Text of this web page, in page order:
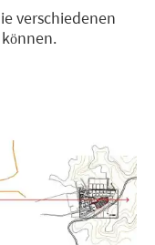
verschiedenen